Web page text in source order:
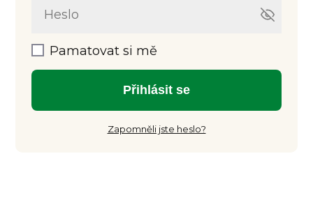
Pamatovat si mě
Přihlásit se
Zapomněli jste heslo?